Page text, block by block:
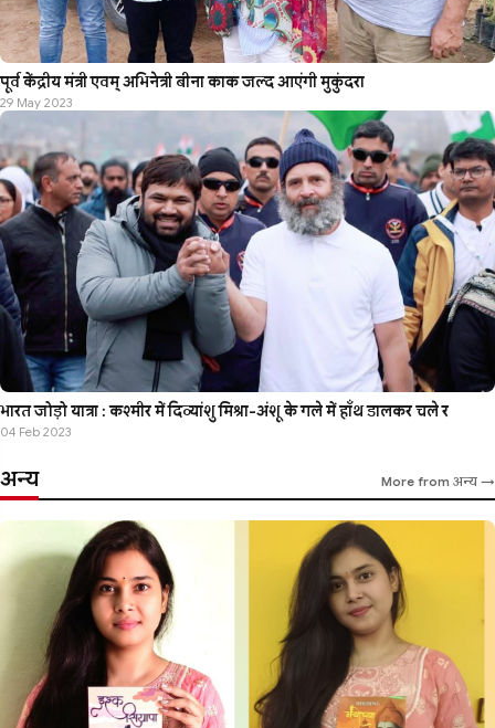
पूर्व केंद्रीय मंत्री एवम् अभिनेत्री बीना काक जल्द आएंगी मुकुंदरा
29 May 2023
भारत जोड़ो यात्रा : कश्मीर में दिव्यांशु मिश्रा-अंशू के गले में हाँथ डालकर चले र
04 Feb 2023
अन्य More from अन्य →